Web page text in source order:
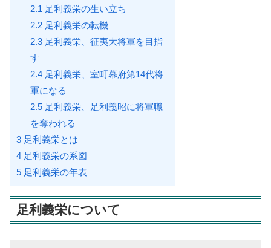
2.1 足利義栄の生い立ち
2.2足利義栄の転機
2.3足利義栄、征夷大将軍を目指
す
2.4足利義栄、室町幕府第14代将
軍になる
2.5足利義栄、足利義昭に将軍職
を奪われる
3 足利義栄とは
4 足利義栄の系図
5 足利義栄の年表
足利義栄について